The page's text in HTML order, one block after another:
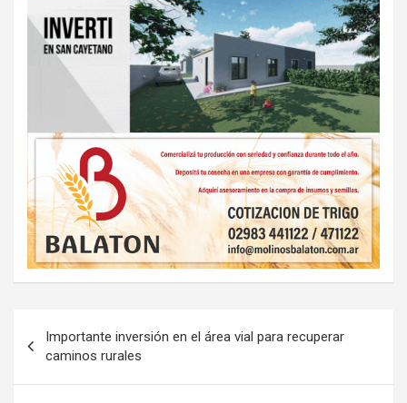
de
entradas
Importante inversión en el área vial para recuperar
caminos rurales